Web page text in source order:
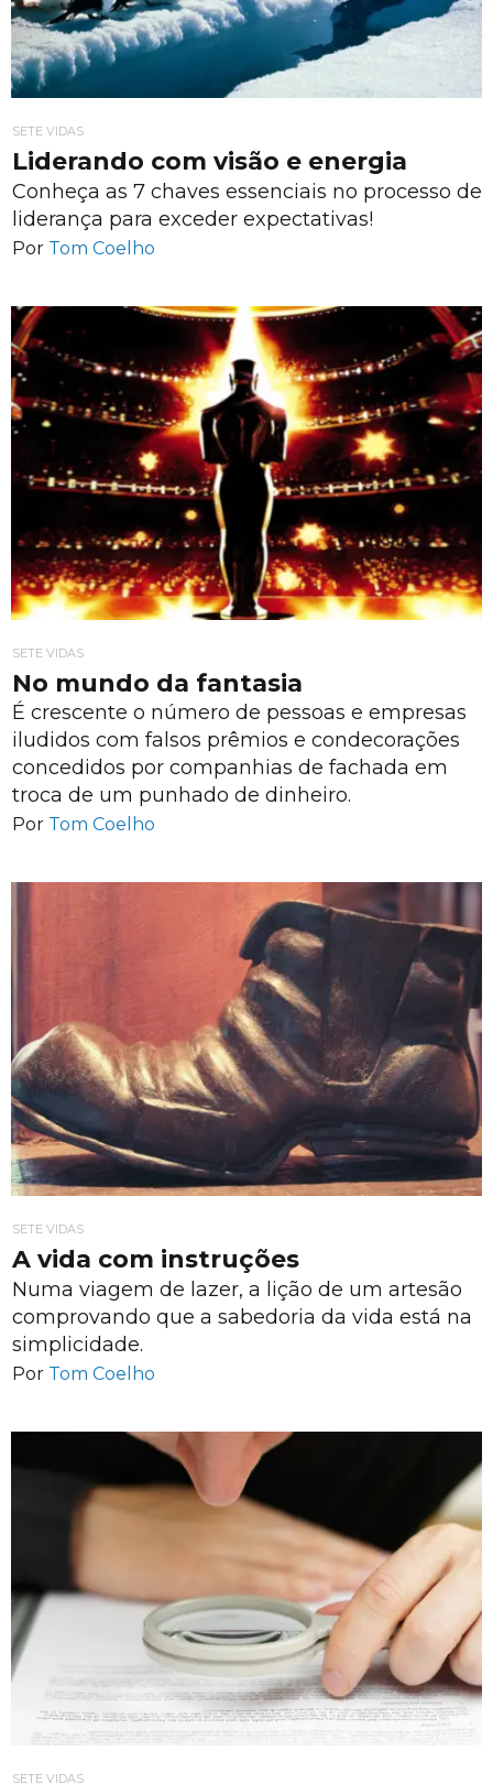
SETE VIDAS
Liderando com visão e energia
Conheça as 7 chaves essenciais no processo de
liderança para exceder expectativas!
Por Tom Coelho
SETE VIDAS
No mundo da fantasia
É crescente o número de pessoas e empresas
iludidos com falsos prêmios e condecorações
concedidos por companhias de fachada em
troca de um punhado de dinheiro.
Por Tom Coelho
SETE VIDAS
A vida com instruções
Numa viagem de lazer, a lição de um artesão
comprovando que a sabedoria da vida está na
simplicidade.
Por Tom Coelho
SETE VIDAS